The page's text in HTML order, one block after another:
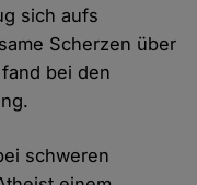
sich aufs
Scherzen über
bei den
schweren